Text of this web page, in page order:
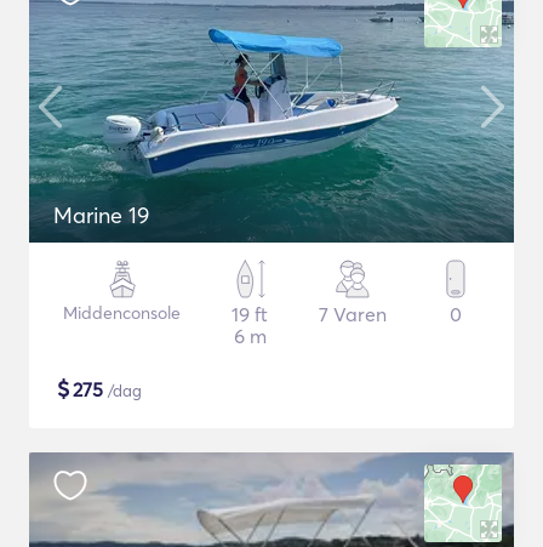
Marine 19
Middenconsole
19 ft
6 m
7 Varen 0
$275 /dag